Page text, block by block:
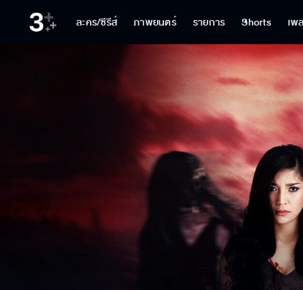
ละคร/ซีรีส์ ภาพยนตร์ รายการ Shorts เพ